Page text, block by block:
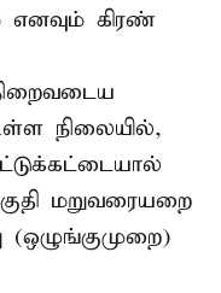
கிரண்
நிலையில்,
மறுவரையறை
(ஒழுங்குமுறை)